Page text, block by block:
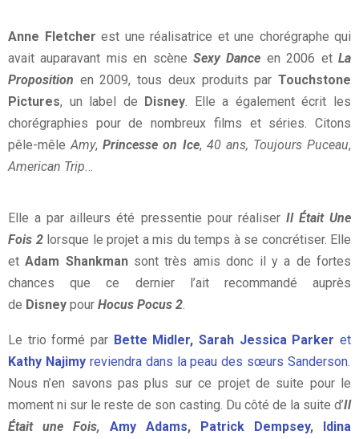
Anne Fletcher est une réalisatrice et une chorégraphe qui
avait auparavant mis en scène Sexy Dance en 2006 etLa
Proposition en 2009, tous deux produits parTouchstone
Pictures, un label de Disney. Elle a également écrit les
chorégraphies pour de nombreux films et séries. Citons
pêle-mêleAmy,Princesse on Ice, 40 ans, Toujours Puceau,
American Trip…
Anne Flectcher réalisera Hocus Pocus 2 à la place d’Adam
Elle a par ailleurs été pressentie pour réaliser Il Était Une
Fois 2 lorsque le projet a mis du temps à se concrétiser. Elle
etAdam Shankmansont très amis donc il y a de fortes
chances que ce dernier l’ait recommandé auprès
de Disney pour Hocus Pocus 2
Le trio formé par Bette Midler, Sarah Jessica Parkeret
Kathy Najimy reviendra dans la peau des sœurs Sanderson
Nous n’en savons pas plus sur ce projet de suite pour le
moment ni sur le reste de son casting. Du côté de la suite d’Il
Était une Fois, Amy Adams, Patrick Dempsey, Idina